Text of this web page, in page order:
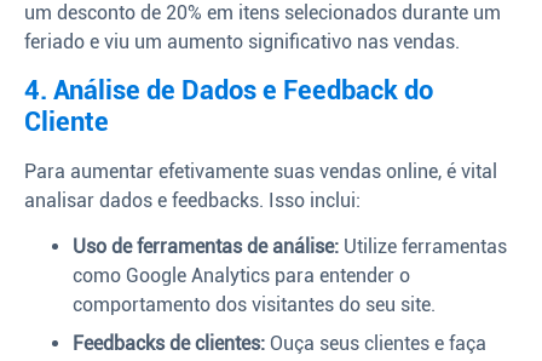
um desconto de 20% em itens selecionados durante um
feriado e viu um aumento significativo nas vendas.
4. Análise de Dados e Feedback do
Cliente
Para aumentar efetivamente suas vendas online, é vital
analisar dados e feedbacks. Isso inclui:
Uso de ferramentas de análise: Utilize ferramentas
como Google Analytics para entender o
comportamento dos visitantes do seu site.
Feedbacks de clientes: Ouça seus clientes e faça